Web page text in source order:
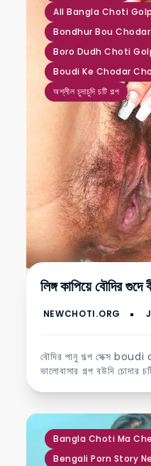
All Bangla Choti
Bondhur Bou
Boro Dudh Choti
Boudi Ke Chodar
অশ্লীল চুদাচুদি চটি গল্প
লিঙ্গ কাপিয়ে বৌদির গুদে
বৌদির পানু গল্প সেক্স
ভালোবাসার গল্প বউদি চোদার
Bangla Choti Ma
Bengali Porn Story